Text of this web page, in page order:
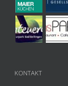
KONTAKT